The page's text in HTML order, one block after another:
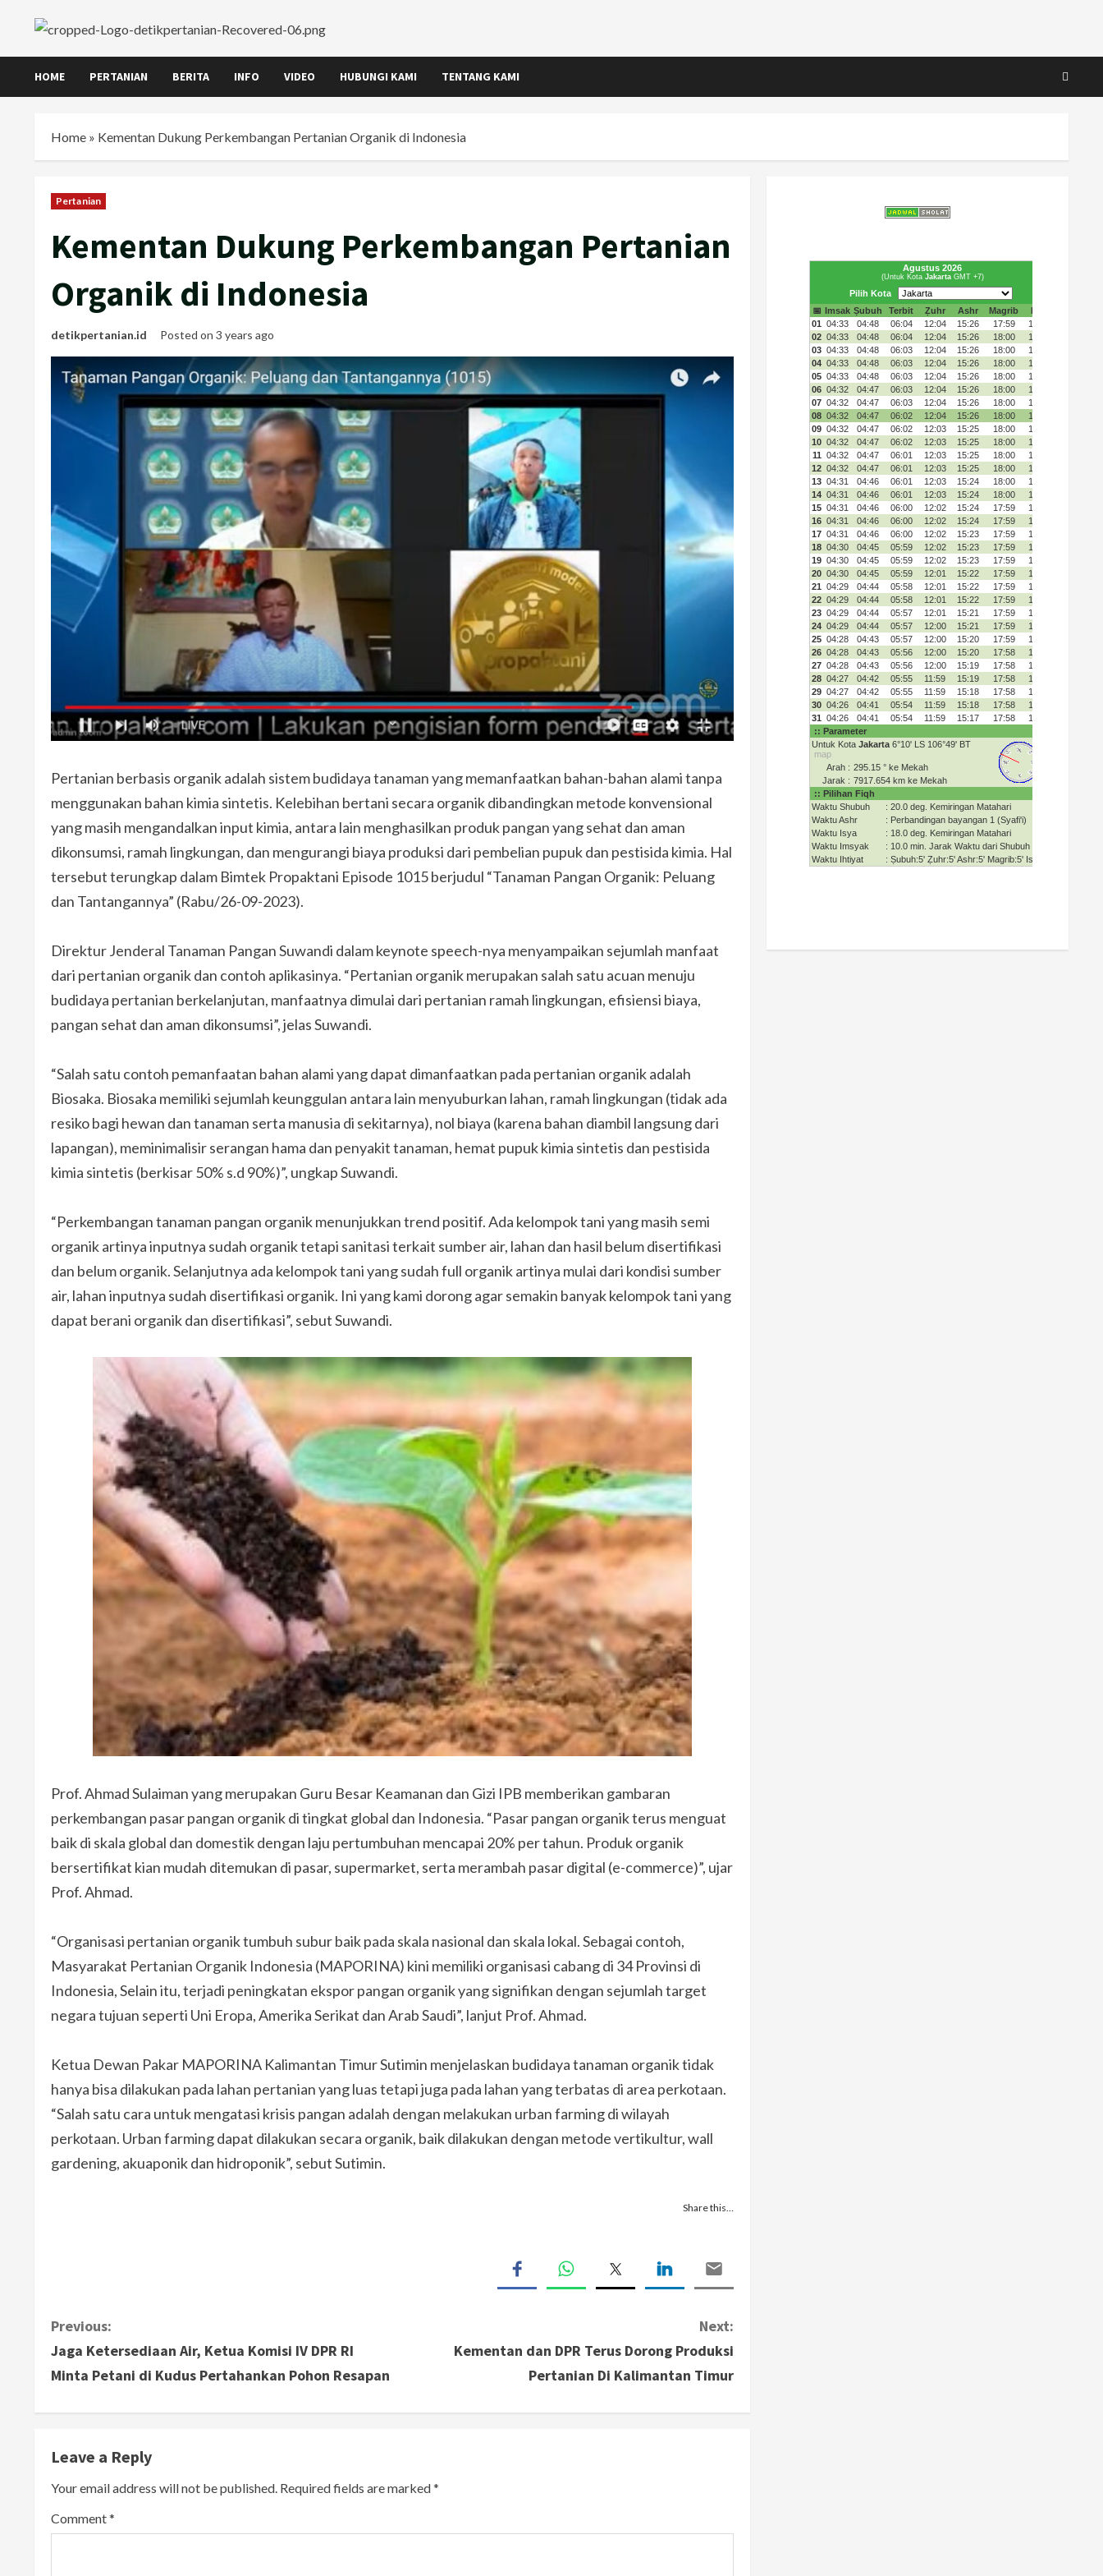
content
HOME PERTANIAN BERITA INFO VIDEO HUBUNGI KAMI TENTANG KAMI
Home » Kementan Dukung Perkembangan Pertanian Organik di Indonesia
Pertanian
Kementan Dukung Perkembangan Pertanian
Organik di Indonesia
detikpertanian.id Posted on 3 years ago
Pertanian berbasis organik adalah sistem budidaya tanaman yang memanfaatkan bahan-bahan alami tanpa
menggunakan bahan kimia sintetis. Kelebihan bertani secara organik dibandingkan metode konvensional
yang masih mengandalkan input kimia, antara lain menghasilkan produk pangan yang sehat dan aman
dikonsumsi, ramah lingkungan, dan mengurangi biaya produksi dari pembelian pupuk dan pestisida kimia. Hal
tersebut terungkap dalam Bimtek Propaktani Episode 1015 berjudul “Tanaman Pangan Organik: Peluang
dan Tantangannya” (Rabu/26-09-2023).
Direktur Jenderal Tanaman Pangan Suwandi dalam keynote speech-nya menyampaikan sejumlah manfaat
dari pertanian organik dan contoh aplikasinya. “Pertanian organik merupakan salah satu acuan menuju
budidaya pertanian berkelanjutan, manfaatnya dimulai dari pertanian ramah lingkungan, efisiensi biaya,
pangan sehat dan aman dikonsumsi”, jelas Suwandi.
“Salah satu contoh pemanfaatan bahan alami yang dapat dimanfaatkan pada pertanian organik adalah
Biosaka. Biosaka memiliki sejumlah keunggulan antara lain menyuburkan lahan, ramah lingkungan (tidak ada
resiko bagi hewan dan tanaman serta manusia di sekitarnya), nol biaya (karena bahan diambil langsung dari
lapangan), meminimalisir serangan hama dan penyakit tanaman, hemat pupuk kimia sintetis dan pestisida
kimia sintetis (berkisar 50% s.d 90%)”, ungkap Suwandi.
“Perkembangan tanaman pangan organik menunjukkan trend positif. Ada kelompok tani yang masih semi
organik artinya inputnya sudah organik tetapi sanitasi terkait sumber air, lahan dan hasil belum disertifikasi
dan belum organik. Selanjutnya ada kelompok tani yang sudah full organik artinya mulai dari kondisi sumber
air, lahan inputnya sudah disertifikasi organik. Ini yang kami dorong agar semakin banyak kelompok tani yang
dapat berani organik dan disertifikasi”, sebut Suwandi.
Prof. Ahmad Sulaiman yang merupakan Guru Besar Keamanan dan Gizi IPB memberikan gambaran
perkembangan pasar pangan organik di tingkat global dan Indonesia. “Pasar pangan organik terus menguat
baik di skala global dan domestik dengan laju pertumbuhan mencapai 20% per tahun. Produk organik
bersertifikat kian mudah ditemukan di pasar, supermarket, serta merambah pasar digital (e-commerce)”, ujar
Prof. Ahmad.
“Organisasi pertanian organik tumbuh subur baik pada skala nasional dan skala lokal. Sebagai contoh,
Masyarakat Pertanian Organik Indonesia (MAPORINA) kini memiliki organisasi cabang di 34 Provinsi di
Indonesia, Selain itu, terjadi peningkatan ekspor pangan organik yang signifikan dengan sejumlah target
negara tujuan seperti Uni Eropa, Amerika Serikat dan Arab Saudi”, lanjut Prof. Ahmad.
Ketua Dewan Pakar MAPORINA Kalimantan Timur Sutimin menjelaskan budidaya tanaman organik tidak
hanya bisa dilakukan pada lahan pertanian yang luas tetapi juga pada lahan yang terbatas di area perkotaan.
“Salah satu cara untuk mengatasi krisis pangan adalah dengan melakukan urban farming di wilayah
perkotaan. Urban farming dapat dilakukan secara organik, baik dilakukan dengan metode vertikultur, wall
gardening, akuaponik dan hidroponik”, sebut Sutimin.
Share this…
C
o
i
n
u
Previous:
Jaga Ketersediaan Air, Ketua Komisi IV DPR RI
Minta Petani di Kudus Pertahankan Pohon Resapan
Next:
Kementan dan DPR Terus Dorong Produksi
Pertanian Di Kalimantan Timur
Leave a Reply
Your email address will not be published. Required fields are marked*
Comment*